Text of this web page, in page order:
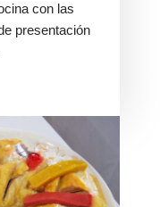
con las
presentación